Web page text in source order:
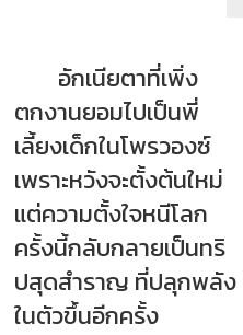
อักเนียตาที่เพิ่ง
ตกงานยอมไปเป็นพี่
เลี้ยงเด็กในโพรวองซ์
เพราะหวังจะตั้งต้นใหม่
แต่ความตั้งใจหนีโลก
ครั้งนี้กลับกลายเป็นทริ
ปสุดสำราญ ที่ปลุกพลัง
ในตัวขึ้นอีกครั้ง